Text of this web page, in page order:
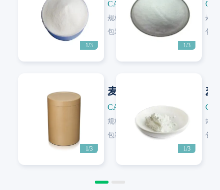
1/3
CAS: 9050-36-6
规格:
DE10-12; DE28-32; DE18-20
包装:
25 KG/纸袋
1/3
规
包
1/3
麦芽糊精
CAS: 9050-36-6
规格:
CP/EP/USP
包装:
25 KG/纸板桶
1/3
麦
规
包